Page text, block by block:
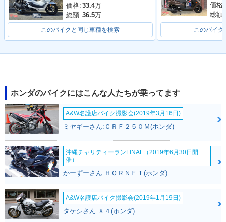
2017年 Dio 110・
カラーチェンジ
2015年 Dio 110・
フルモデルチェンジ
2013年 Dio 110・
カラーチェンジ
価格: 33.4万
総額: 36.5万
このバイクと同じ車種を検索
価格:
総額:
このバイク
ホンダのバイクにはこんな人たちが乗ってます
A&W名護店バイク撮影会(2019年3月16日)
ミヤギーさん:ＣＲＦ２５０Ｍ(ホンダ)
沖縄チャリティーランFINAL（2019年6月30日開
催）
かーずーさん:ＨＯＲＮＥＴ(ホンダ)
A&W名護店バイク撮影会(2019年1月19日)
タケシさん:Ｘ４(ホンダ)